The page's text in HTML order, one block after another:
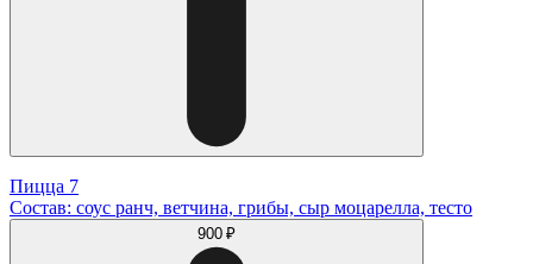
Пицца 7
Состав: соус ранч, ветчина, грибы, сыр моцарелла, тесто
900 ₽